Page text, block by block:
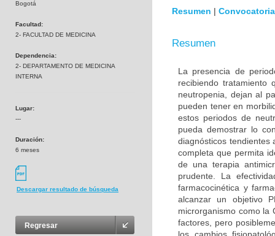
Bogotá
Facultad:
2- FACULTAD DE MEDICINA
Dependencia:
2- DEPARTAMENTO DE MEDICINA
INTERNA
Lugar:
---
Duración:
6 meses
Descargar resultado de búsqueda
Regresar
Resumen | Convocatoria
Resumen
La presencia de
recibiendo tratamiento
neutropenia, dejan al
pueden tener en
estos periodos de
pueda demostrar lo
diagnósticos tendientes
completa que permita
de una terapia
prudente. La
farmacocinética y
alcanzar un objetivo
microrganismo como la
factores, pero